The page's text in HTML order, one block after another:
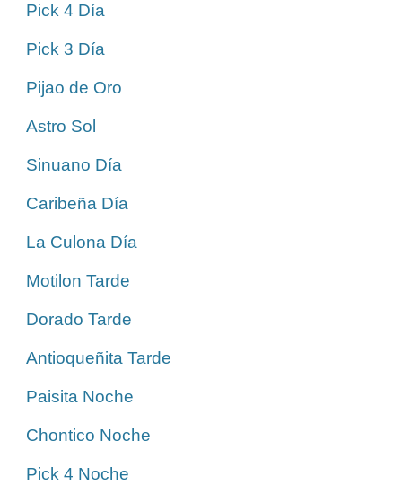
Pick 4 Día
Pick 3 Día
Pijao de Oro
Astro Sol
Sinuano Día
Caribeña Día
La Culona Día
Motilon Tarde
Dorado Tarde
Antioqueñita Tarde
Paisita Noche
Chontico Noche
Pick 4 Noche